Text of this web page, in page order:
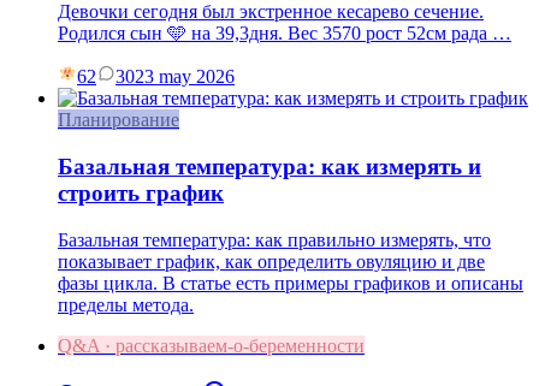
Девочки сегодня был экстренное кесарево сечение.
Родился сын 🩵 на 39,3дня. Вес 3570 рост 52см рада …
62 3023 may 2026
Планирование
Базальная температура: как измерять и
строить график
Базальная температура: как правильно измерять, что
показывает график, как определить овуляцию и две
фазы цикла. В статье есть примеры графиков и описаны
пределы метода.
Q&A · рассказываем-о-беременности